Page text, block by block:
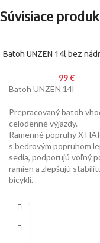
Súvisiace
Batoh UNZEN 14l bez
99€
Batoh UNZEN 14l
Prepracovaný batoh
celodenné výjazdy.
Ramenné popruhy X
s bedrovým popruhom
sedia, podporujú voľný
ramien a zlepšujú
bicykli.